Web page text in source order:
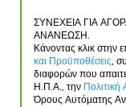
ΣΥΝΕΧΕΙΑ ΓΙΑ
ΑΝΑΝΕΩΣΗ.
Κάνοντας κλικ στην
και Προϋποθέσεις,
διαφορών που
Η.Π.Α., την
Όρους Αυτόματης